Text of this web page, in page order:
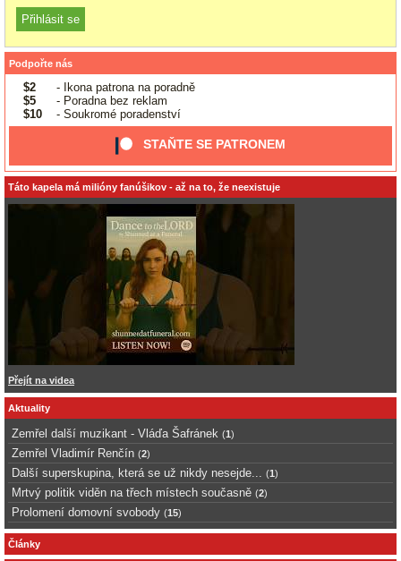
Podpořte nás
$2
- Ikona patrona na poradně
$5
- Poradna bez reklam
$10
- Soukromé poradenství
STAŇTE SE PATRONEM
Táto kapela má milióny fanúšikov - až na to, že neexistuje
Přejít na videa
Aktuality
Zemřel další muzikant - Vláďa Šafránek (1)
Zemřel Vladimír Renčín (2)
Další superskupina, která se už nikdy nesejde... (1)
Mrtvý politik viděn na třech místech současně (2)
Prolomení domovní svobody (15)
Články